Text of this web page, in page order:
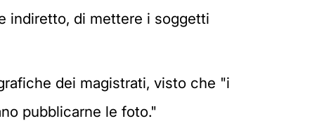
indiretto, di mettere i soggetti
dei magistrati, visto che "i
pubblicarne le foto."